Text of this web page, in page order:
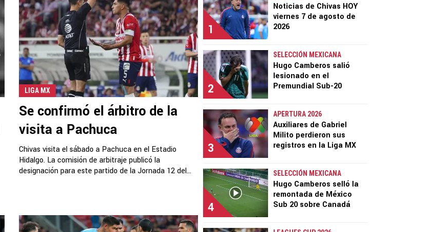
LIGA MX
Se confirmó el árbitro de la
visita a Pachuca
Chivas visita el sábado a Pachuca en el Estadio
Hidalgo. La comisión de arbitraje publicó la
designación para este partido de la Jornada 12 del...
1
Noticias de Chivas HOY
viernes 7 de agosto de
2026
2
SELECCIÓN MEXICANA
Hugo Camberos salió
lesionado en el
Premundial Sub-20
3
APERTURA 2026
Auxiliares de Gabriel
Milito perdieron sus
registros en la Liga MX
4
SELECCIÓN MEXICANA
Hugo Camberos selló la
remontada de México
Sub 20 sobre Canadá